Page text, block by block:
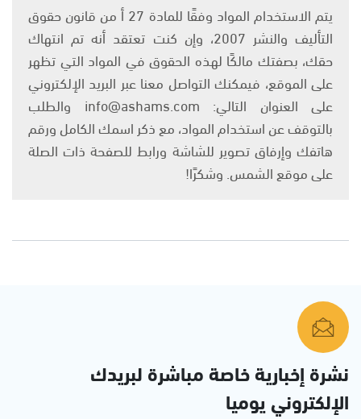
يتم الاستخدام المواد وفقًا للمادة 27 أ من قانون حقوق
التأليف والنشر 2007، وإن كنت تعتقد أنه تم انتهاك
حقك، بصفتك مالكًا لهذه الحقوق في المواد التي تظهر
على الموقع، فيمكنك التواصل معنا عبر البريد الإلكتروني
على العنوان التالي: info@ashams.com والطلب
بالتوقف عن استخدام المواد، مع ذكر اسمك الكامل ورقم
هاتفك وإرفاق تصوير للشاشة ورابط للصفحة ذات الصلة
على موقع الشمس. وشكرًا!
نشرة إخبارية خاصة مباشرة لبريدك
الإلكتروني يوميا